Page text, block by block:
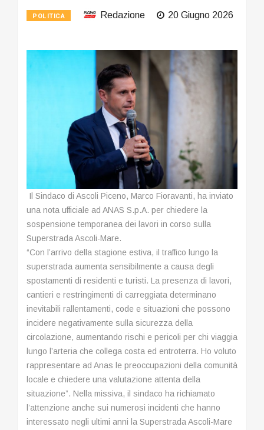
POLITICA Redazione 20 Giugno 2026
Il Sindaco di Ascoli Piceno, Marco Fioravanti, ha inviato
una nota ufficiale ad ANAS S.p.A. per chiedere la
sospensione temporanea dei lavori in corso sulla
Superstrada Ascoli-Mare.
“Con l’arrivo della stagione estiva, il traffico lungo la
superstrada aumenta sensibilmente a causa degli
spostamenti di residenti e turisti. La presenza di lavori,
cantieri e restringimenti di carreggiata determinano
inevitabili rallentamenti, code e situazioni che possono
incidere negativamente sulla sicurezza della
circolazione, aumentando rischi e pericoli per chi viaggia
lungo l’arteria che collega costa ed entroterra. Ho voluto
rappresentare ad Anas le preoccupazioni della comunità
locale e chiedere una valutazione attenta della
situazione”. Nella missiva, il sindaco ha richiamato
l’attenzione anche sui numerosi incidenti che hanno
interessato negli ultimi anni la Superstrada Ascoli-Mare